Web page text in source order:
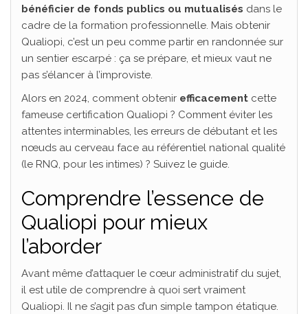
bénéficier de fonds publics ou mutualisés dans le
cadre de la formation professionnelle. Mais obtenir
Qualiopi, c’est un peu comme partir en randonnée sur
un sentier escarpé : ça se prépare, et mieux vaut ne
pas s’élancer à l’improviste.
Alors en 2024, comment obtenir efficacement cette
fameuse certification Qualiopi ? Comment éviter les
attentes interminables, les erreurs de débutant et les
nœuds au cerveau face au référentiel national qualité
(le RNQ, pour les intimes) ? Suivez le guide.
Comprendre l’essence de
Qualiopi pour mieux
l’aborder
Avant même d’attaquer le cœur administratif du sujet,
il est utile de comprendre à quoi sert vraiment
Qualiopi. Il ne s’agit pas d’un simple tampon étatique.